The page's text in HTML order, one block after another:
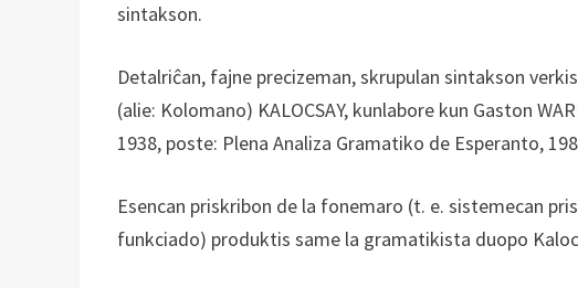
sintakson.
Detalriĉan, fajne precizeman, skrupulan sintakson
(alie: Kolomano) KALOCSAY, kunlabore kun Gaston
1938, poste: Plena Analiza Gramatiko de Esperanto,
Esencan priskribon de la fonemaro (t. e. sistemecan
funkciado) produktis same la gramatikista duopo